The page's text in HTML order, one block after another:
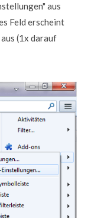
aus
Feld erscheint
(1x darauf